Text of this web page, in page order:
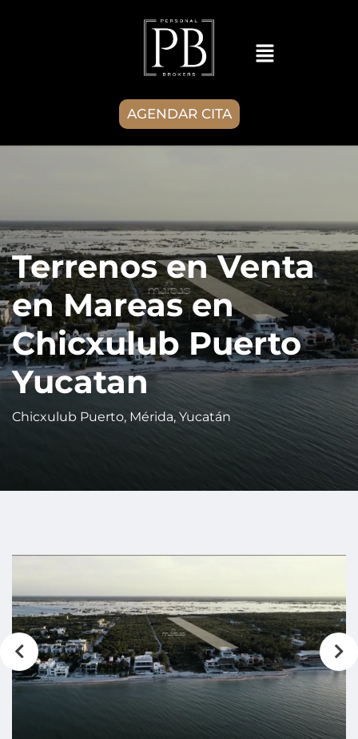
AGENDAR CITA
Terrenos en Venta
en Mareas en
Chicxulub Puerto
Yucatan
Chicxulub Puerto, Mérida, Yucatán